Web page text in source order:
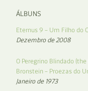
ÁLBUNS
Eternus 9 – Um Filho do
Dezembro de 2008
O Peregrino Blindado
Bronstein – Proezas do
Janeiro de 1973